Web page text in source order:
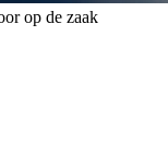
op de zaak